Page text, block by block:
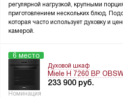
регулярной нагрузкой, крупными
приготовлением нескольких блюд.
которая часто использует духовку и
камерой.
6 место
Духовой шкаф
Miele H 7260 BP
233 900 руб.
Номинация